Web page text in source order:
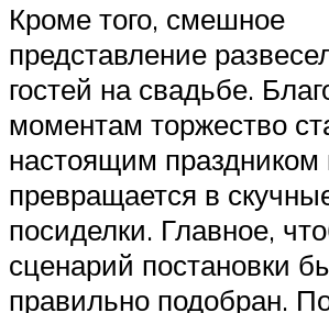
Кроме того, смешное
представление
гостей на свадьбе.
моментам торжество
настоящим праздником
превращается в
посиделки. Главное,
сценарий постановки
правильно подобран.